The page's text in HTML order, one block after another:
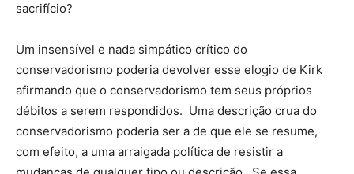
sacrifício?
Um insensível e nada simpático crítico do
conservadorismo poderia devolver esse elogio de Kirk
afirmando que o conservadorismo tem seus próprios
débitos a serem respondidos. Uma descrição crua do
conservadorismo poderia ser a de que ele se resume,
com efeito, a uma arraigada política de resistir a